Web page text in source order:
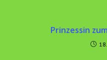
Prinzessin